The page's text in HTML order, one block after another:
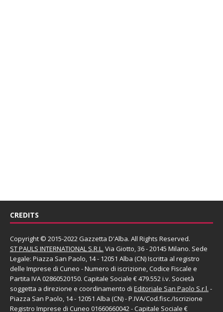
CREDITS
Copyright © 2015-2022 Gazzetta D'Alba. All Rights Reserved.
ST PAULS INTERNATIONAL S.R.L. Via Giotto, 36 - 20145 Milano. Sede
Legale: Piazza San Paolo, 14 - 12051 Alba (CN) Iscritta al registro
delle Imprese di Cuneo - Numero di iscrizione, Codice Fiscale e
Partita IVA 02860520150. Capitale Sociale € 479.552 i.v. Società
soggetta a direzione e coordinamento di Editoriale San Paolo S.r.l. -
Piazza San Paolo, 14 - 12051 Alba (CN) - P.IVA/Cod.fisc./Iscrizione
Registro Imprese di Cuneo 01660660042 - Capitale Sociale €